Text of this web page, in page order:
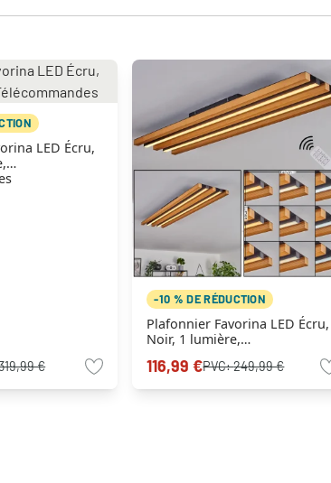
LED Écru,
€
-10 % DE RÉDUCTION
Plafonnier Favorina LED Écru,
Noir, 1 lumière,
116,99 €PVC:249,99 €